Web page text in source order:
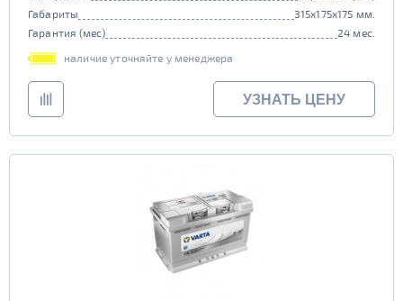
Габариты
315x175x175 мм.
Гарантия (мес)
24 мес.
наличие уточняйте у менеджера
УЗНАТЬ ЦЕНУ